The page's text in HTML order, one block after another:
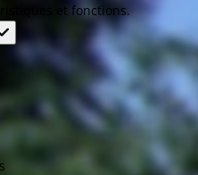
et fonctions.